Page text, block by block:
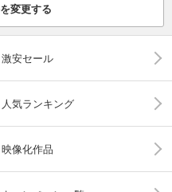
変更する
激安セール
人気ランキング
映像化作品